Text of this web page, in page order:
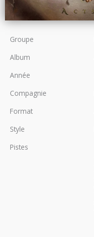
Groupe
Album
Année
Compagnie
Format
Style
Pistes